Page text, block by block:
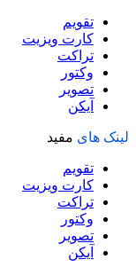
تقویم
کارت ویزیت
تراکت
وکتور
تصویر
آیکن
لینک های مفید
تقویم
کارت ویزیت
تراکت
وکتور
تصویر
آیکن